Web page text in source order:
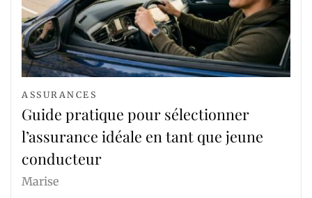
ASSURANCES
Guide pratique pour sélectionner
l’assurance idéale en tant que jeune
conducteur
Marise